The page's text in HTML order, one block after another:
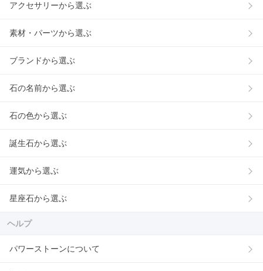
アクセサリーから選ぶ
素材・パーツから選ぶ
ブランドから選ぶ
石の名前から選ぶ
石の色から選ぶ
誕生石から選ぶ
運気から選ぶ
星座石から選ぶ
ヘルプ
パワーストーンについて